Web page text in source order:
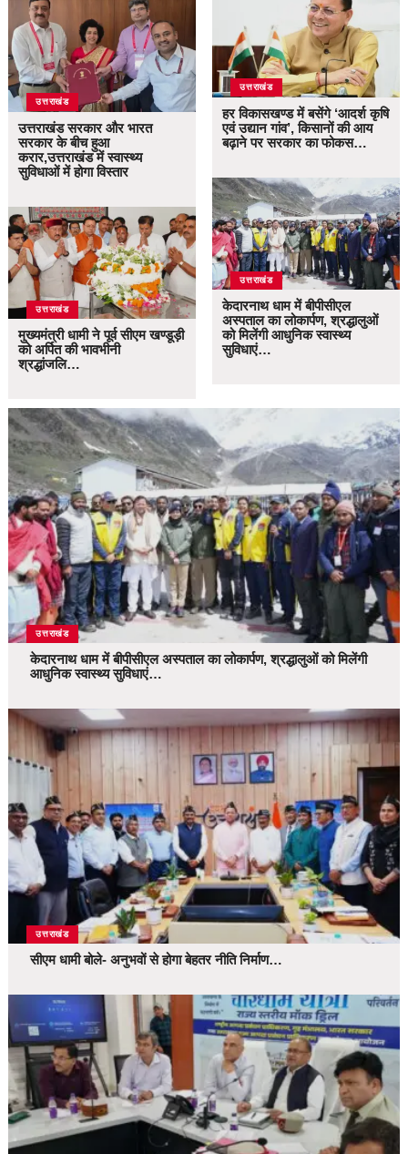
उत्तराखंड
उत्तराखंड सरकार और भारत
सरकार के बीच हुआ
करार,उत्तराखंड में स्वास्थ्य
सुविधाओं में होगा विस्तार
उत्तराखंड
मुख्यमंत्री धामी ने पूर्व सीएम खण्डूड़ी
को अर्पित की भावभीनी
श्रद्धांजलि…
उत्तराखंड
हर विकासखण्ड में बसेंगे ‘आदर्श कृषि
एवं उद्यान गांव’, किसानों की आय
बढ़ाने पर सरकार का फोकस…
उत्तराखंड
केदारनाथ धाम में बीपीसीएल
अस्पताल का लोकार्पण, श्रद्धालुओं
को मिलेंगी आधुनिक स्वास्थ्य
सुविधाएं…
उत्तराखंड
केदारनाथ धाम में बीपीसीएल अस्पताल का लोकार्पण, श्रद्धालुओं को मिलेंगी
आधुनिक स्वास्थ्य सुविधाएं…
उत्तराखंड
सीएम धामी बोले- अनुभवों से होगा बेहतर नीति निर्माण…